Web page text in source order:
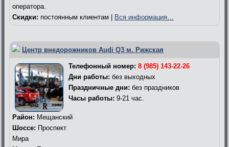
оператора.
Скидки: постоянным клиентам | Вся информация…
Центр внедорожников Audi Q3 м. Рижская
Телефонный номер: 8 (985) 143-22-26
Дни работы: без выходных
Праздничные дни: без праздников
Часы работы: 9-21 час.
Район: Мещанский
Шоссе: Проспект
Мира